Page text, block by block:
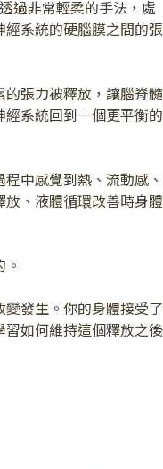
過非常輕柔的手法，處
經系統的硬腦膜之間的張
的張力被釋放，讓腦脊髓
經系統回到一個更平衡的
中感覺到熱、流動感、
、液體循環改善時身體
發生。你的身體接受了
習如何維持這個釋放之後